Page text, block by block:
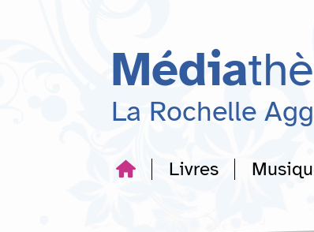
recherche
Média
La Rochelle
Livres